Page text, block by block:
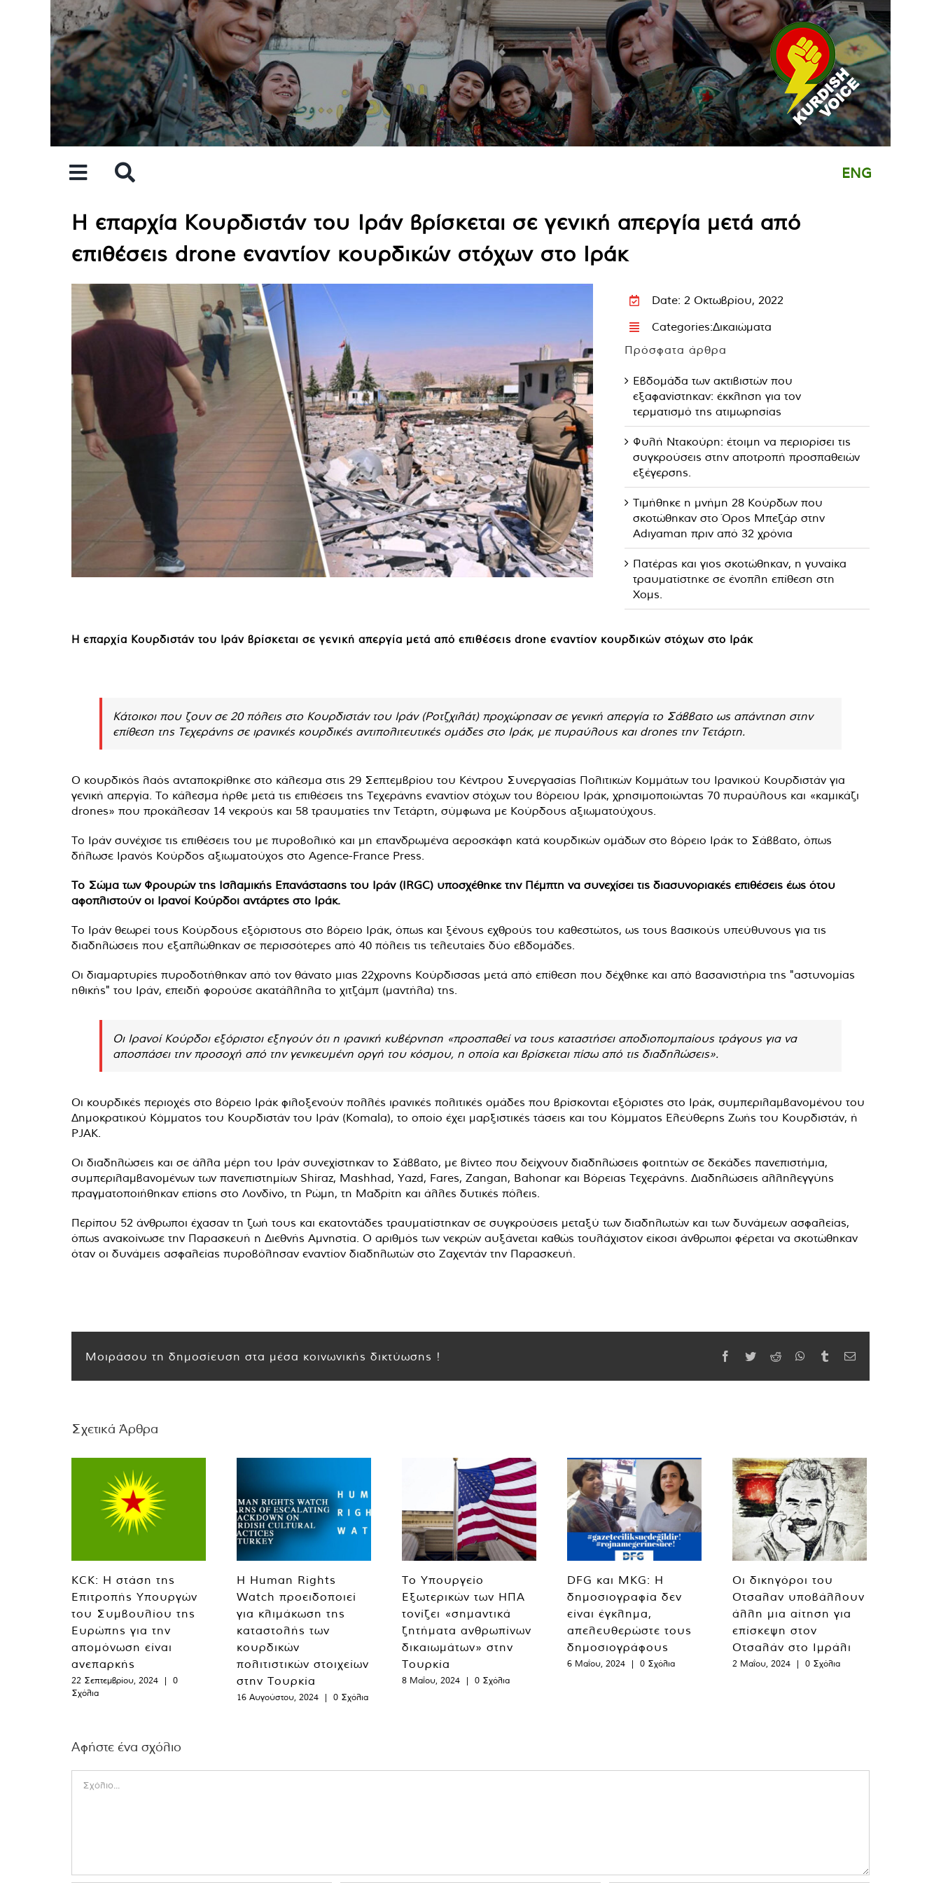
ENG
Η επαρχία Κουρδιστάν του Ιράν βρίσκεται σε γενική απεργία μετά από
επιθέσεις drone εναντίον κουρδικών στόχων στο Ιράκ
Date: 2 Οκτωβρίου, 2022
Categories:Δικαιώματα
Πρόσφατα άρθρα
Εβδομάδα των ακτιβιστών που
εξαφανίστηκαν: έκκληση για τον
τερματισμό της ατιμωρησίας
Φυλή Ντακούρη: έτοιμη να περιορίσει τις
συγκρούσεις στην αποτροπή προσπαθειών
εξέγερσης.
Τιμήθηκε η μνήμη 28 Κούρδων που
σκοτώθηκαν στο Όρος Μπεζάρ στην
Adıyaman πριν από 32 χρόνια
Πατέρας και γιος σκοτώθηκαν, η γυναίκα
τραυματίστηκε σε ένοπλη επίθεση στη
Χομς.
Η επαρχία Κουρδιστάν του Ιράν βρίσκεται σε γενική απεργία μετά από επιθέσεις drone εναντίον κουρδικών στόχων στο Ιράκ
Κάτοικοι που ζουν σε 20 πόλεις στο Κουρδιστάν του Ιράν (Ροτζχιλάτ) προχώρησαν σε γενική απεργία το Σάββατο ως απάντηση στην
επίθεση της Τεχεράνης σε ιρανικές κουρδικές αντιπολιτευτικές ομάδες στο Ιράκ, με πυραύλους και drones την Τετάρτη.
Ο κουρδικός λαός ανταποκρίθηκε στο κάλεσμα στις 29 Σεπτεμβρίου του Κέντρου Συνεργασίας Πολιτικών Κομμάτων του Ιρανικού Κουρδιστάν για
γενική απεργία. Το κάλεσμα ήρθε μετά τις επιθέσεις της Τεχεράνης εναντίον στόχων του βόρειου Ιράκ, χρησιμοποιώντας 70 πυραύλους και «καμικάζι
drones» που προκάλεσαν 14 νεκρούς και 58 τραυματίες την Τετάρτη, σύμφωνα με Κούρδους αξιωματούχους.
Το Ιράν συνέχισε τις επιθέσεις του με πυροβολικό και μη επανδρωμένα αεροσκάφη κατά κουρδικών ομάδων στο βόρειο Ιράκ το Σάββατο, όπως
δήλωσε Ιρανός Κούρδος αξιωματούχος στο Agence-France Press.
Το Σώμα των Φρουρών της Ισλαμικής Επανάστασης του Ιράν (IRGC) υποσχέθηκε την Πέμπτη να συνεχίσει τις διασυνοριακές επιθέσεις έως ότου
αφοπλιστούν οι Ιρανοί Κούρδοι αντάρτες στο Ιράκ.
Το Ιράν θεωρεί τους Κούρδους εξόριστους στο βόρειο Ιράκ, όπως και ξένους εχθρούς του καθεστώτος, ως τους βασικούς υπεύθυνους για τις
διαδηλώσεις που εξαπλώθηκαν σε περισσότερες από 40 πόλεις τις τελευταίες δύο εβδομάδες.
Οι διαμαρτυρίες πυροδοτήθηκαν από τον θάνατο μιας 22χρονης Κούρδισσας μετά από επίθεση που δέχθηκε και από βασανιστήρια της "αστυνομίας
ηθικής" του Ιράν, επειδή φορούσε ακατάλληλα το χιτζάμπ (μαντήλα) της.
Οι Ιρανοί Κούρδοι εξόριστοι εξηγούν ότι η ιρανική κυβέρνηση «προσπαθεί να τους καταστήσει αποδιοπομπαίους τράγους για να
αποσπάσει την προσοχή από την γενικευμένη οργή του κόσμου, η οποία και βρίσκεται πίσω από τις διαδηλώσεις».
Οι κουρδικές περιοχές στο βόρειο Ιράκ φιλοξενούν πολλές ιρανικές πολιτικές ομάδες που βρίσκονται εξόριστες στο Ιράκ, συμπεριλαμβανομένου του
Δημοκρατικού Κόμματος του Κουρδιστάν του Ιράν (Komala), το οποίο έχει μαρξιστικές τάσεις και του Κόμματος Ελεύθερης Ζωής του Κουρδιστάν, ή
PJAK.
Οι διαδηλώσεις και σε άλλα μέρη του Ιράν συνεχίστηκαν το Σάββατο, με βίντεο που δείχνουν διαδηλώσεις φοιτητών σε δεκάδες πανεπιστήμια,
συμπεριλαμβανομένων των πανεπιστημίων Shiraz, Mashhad, Yazd, Fares, Zangan, Bahonar και Βόρειας Τεχεράνης. Διαδηλώσεις αλληλεγγύης
πραγματοποιήθηκαν επίσης στο Λονδίνο, τη Ρώμη, τη Μαδρίτη και άλλες δυτικές πόλεις.
Περίπου 52 άνθρωποι έχασαν τη ζωή τους και εκατοντάδες τραυματίστηκαν σε συγκρούσεις μεταξύ των διαδηλωτών και των δυνάμεων ασφαλείας,
όπως ανακοίνωσε την Παρασκευή η Διεθνής Αμνηστία. Ο αριθμός των νεκρών αυξάνεται καθώς τουλάχιστον είκοσι άνθρωποι φέρεται να σκοτώθηκαν
όταν οι δυνάμεις ασφαλείας πυροβόλησαν εναντίον διαδηλωτών στο Ζαχεντάν την Παρασκευή.
Μοιράσου τη δημοσίευση στα μέσα κοινωνικής δικτύωσης ! Facebook
TwitterReddit WhatsApp
TumblrEmail
Σχετικά Άρθρα
KCK: Η στάση της
Επιτροπής Υπουργών
του Συμβουλίου της
Ευρώπης για την
απομόνωση είναι
ανεπαρκής
22 Σεπτεμβρίου, 2024 |
0
Σχόλια
Η Human Rights
Watch προειδοποιεί
για κλιμάκωση της
καταστολής των
κουρδικών
πολιτιστικών στοιχείων
στην Τουρκία
16 Αυγούστου, 2024 | 0 Σχόλια
Το Υπουργείο
Εξωτερικών των ΗΠΑ
τονίζει «σημαντικά
ζητήματα ανθρωπίνων
δικαιωμάτων» στην
Τουρκία
8 Μαΐου, 2024 | 0 Σχόλια
DFG και MKG: Η
δημοσιογραφία δεν
είναι έγκλημα,
απελευθερώστε τους
δημοσιογράφους
6 Μαΐου, 2024 | 0 Σχόλια
Οι δικηγόροι του
Οτσαλαν υποβάλλουν
άλλη μια αίτηση για
επίσκεψη στον
Οτσαλάν στο Ιμράλι
2 Μαΐου, 2024 | 0 Σχόλια
Αφήστε ένα σχόλιο